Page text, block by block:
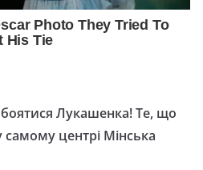
Лукашенка! Те, що
самому центрі Мінська